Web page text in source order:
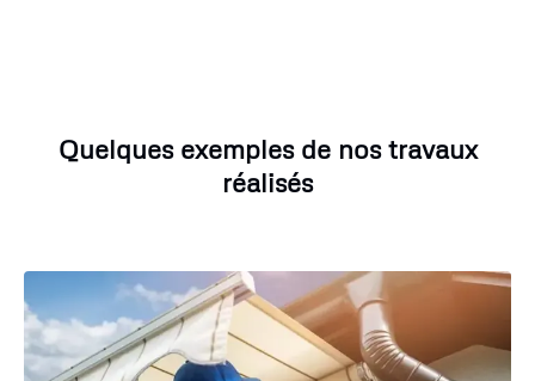
Quelques exemples de nos travaux
réalisés